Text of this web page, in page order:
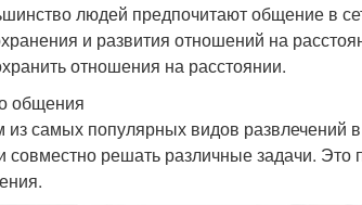
людей предпочитают общение в
и развития отношений на
отношения на расстоянии.
общения
самых популярных видов развлечений
совместно решать различные задачи.